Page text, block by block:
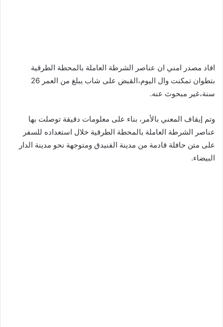
افاد مصدر امني ان عناصر الشرطة العاملة بالمحطة الطرقية
بتطوان تمكنت وال اليوم،القبض على شاب يبلغ من العمر 26
سنة،غير مبحوث عنه.
وتم إيقاف المعني بالأمر، بناء على معلومات دقيقة توصلت بها
عناصر الشرطة العاملة بالمحطة الطرقية خلال استعداده للسفر
على متن حافلة قادمة من مدينة الفنيدق ومتوجهة نحو مدينة الدار
البيضاء.